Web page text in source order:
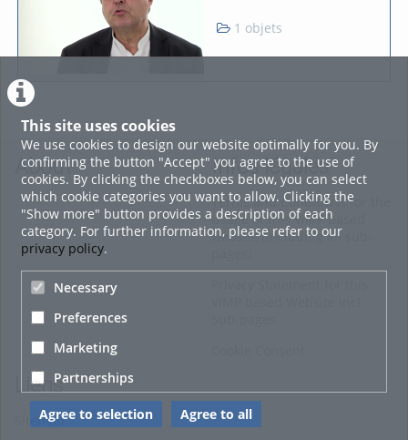
This site uses cookies
We use cookies to design our website optimally for you. By
confirming the button "Accept" you agree to the use of
cookies. By clicking the checkboxes below, you can select
which cookie categories you want to allow. Clicking the
"Show more" button provides a description of each
category. For further information, please refer to our
privacy policy.
Necessary
Preferences
Marketing
Partnerships
Agree to selection Agree to all
1 objets
About Infos légales
Terms and Conditions for the
Usage of this ViMP based
website (including all sub-
Liens
Sitemap